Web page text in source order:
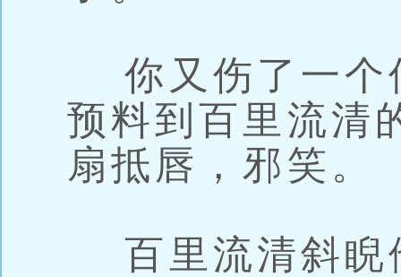
你又伤了一个
预料到百里流清
扇抵唇，邪笑。
百里流清斜睨